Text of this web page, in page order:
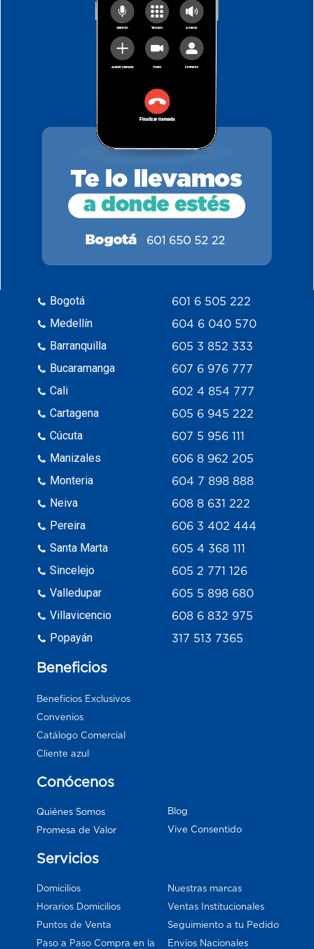
Bogotá
Medellín
Barranquilla
Bucaramanga
Cali
Cartagena
Cúcuta
Manizales
Monteria
Neiva
Pereira
Santa Marta
Sincelejo
Valledupar
Villavicencio
Popayán
601 6 505 222
604 6 040 570
605 3 852 333
607 6 976 777
602 4 854 777
605 6 945 222
607 5 956 111
606 8 962 205
604 7 898 888
608 8 631 222
606 3 402 444
605 4 368 111
605 2 771 126
605 5 898 680
608 6 832 975
317 513 7365
Beneficios
Beneficios Exclusivos
Convenios
Catálogo Comercial
Cliente azul
Conócenos
Quiénes Somos
Promesa de Valor
Blog
Vive Consentido
Servicios
Domicilios
Horarios Domicilios
Puntos de Venta
Paso a Paso Compra en la
Nuestras marcas
Ventas Institucionales
Seguimiento a tu Pedido
Envios Nacionales